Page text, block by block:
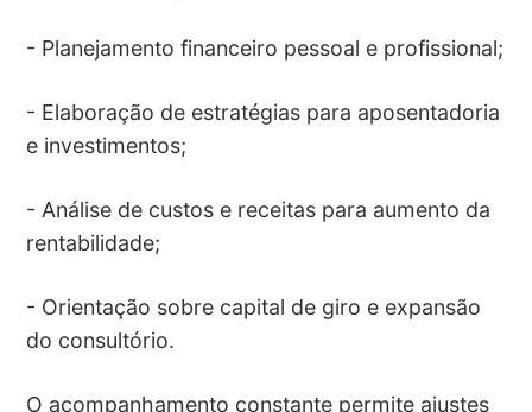
- Planejamento financeiro pessoal e profissional;
- Elaboração de estratégias para aposentadoria
e investimentos;
- Análise de custos e receitas para aumento da
rentabilidade;
- Orientação sobre capital de giro e expansão
do consultório.
O acompanhamento constante permite ajustes